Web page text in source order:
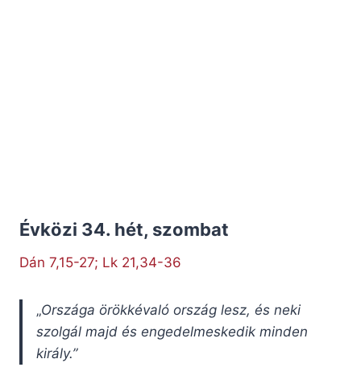
Évközi 34. hét, szombat
Dán 7,15-27; Lk 21,34-36
„Országa örökkévaló ország lesz, és neki
szolgál majd és engedelmeskedik minden
király.”